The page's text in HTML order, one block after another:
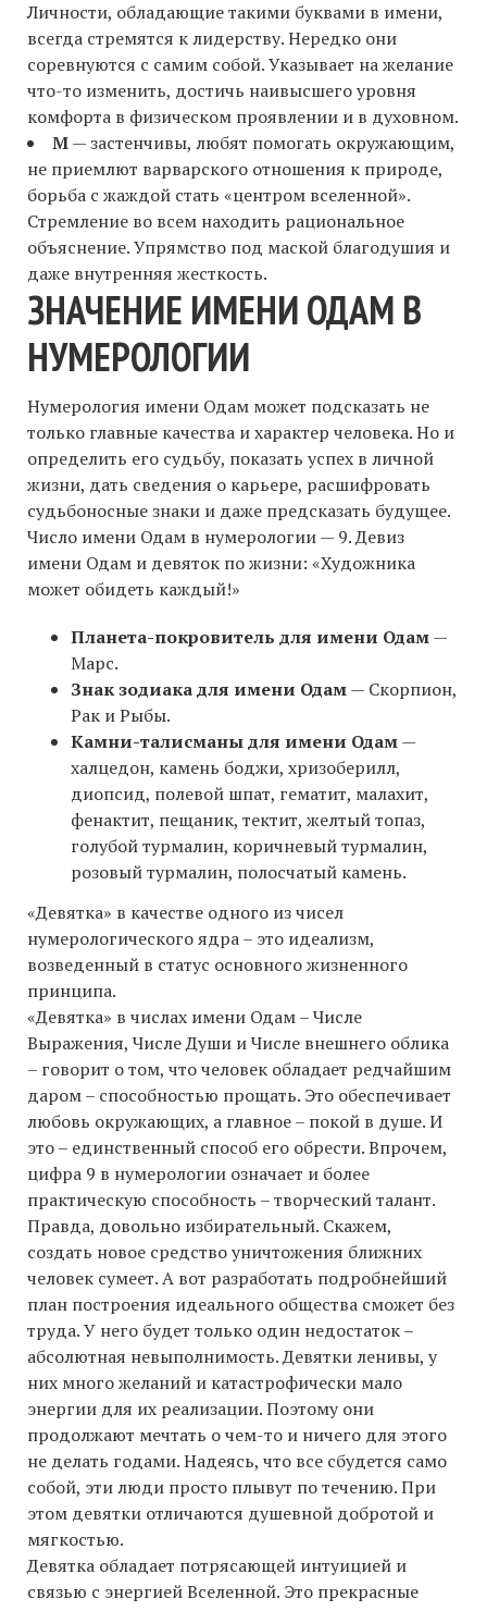
Личности, обладающие такими буквами в имени,
всегда стремятся к лидерству. Нередко они
соревнуются с самим собой. Указывает на желание
что-то изменить, достичь наивысшего уровня
комфорта в физическом проявлении и в духовном.
М— застенчивы, любят помогать окружающим,
не приемлют варварского отношения к природе,
борьба с жаждой стать «центром вселенной».
Стремление во всем находить рациональное
объяснение. Упрямство под маской благодушия и
даже внутренняя жесткость.
ЗНАЧЕНИЕ ИМЕНИ ОДАМ В
НУМЕРОЛОГИИ
Нумерология имени Одам может подсказать не
только главные качества и характер человека. Но и
определить его судьбу, показать успех в личной
жизни, дать сведения о карьере, расшифровать
судьбоносные знаки и даже предсказать будущее.
Число имени Одам в нумерологии — 9. Девиз
имени Одам и девяток по жизни: «Художника
может обидеть каждый!»
Планета-покровитель для имени Одам—
Марс.
Знак зодиака для имени Одам— Скорпион,
Рак и Рыбы.
Камни-талисманы для имени Одам—
халцедон, камень боджи, хризоберилл,
диопсид, полевой шпат, гематит, малахит,
фенактит, пещаник, тектит, желтый топаз,
голубой турмалин, коричневый турмалин,
розовый турмалин, полосчатый камень.
«Девятка» в качестве одного из чисел
нумерологического ядра – это идеализм,
возведенный в статус основного жизненного
принципа.
«Девятка» в числах имени Одам – Числе
Выражения, Числе Души и Числе внешнего облика
– говорит о том, что человек обладает редчайшим
даром – способностью прощать. Это обеспечивает
любовь окружающих, а главное – покой в душе. И
это – единственный способ его обрести. Впрочем,
цифра 9 в нумерологии означает и более
практическую способность – творческий талант.
Правда, довольно избирательный. Скажем,
создать новое средство уничтожения ближних
человек сумеет. А вот разработать подробнейший
план построения идеального общества сможет без
труда. У него будет только один недостаток –
абсолютная невыполнимость. Девятки ленивы, у
них много желаний и катастрофически мало
энергии для их реализации. Поэтому они
продолжают мечтать о чем-то и ничего для этого
не делать годами. Надеясь, что все сбудется само
собой, эти люди просто плывут по течению. При
этом девятки отличаются душевной добротой и
мягкостью.
Девятка обладает потрясающей интуицией и
связью с энергией Вселенной. Это прекрасные